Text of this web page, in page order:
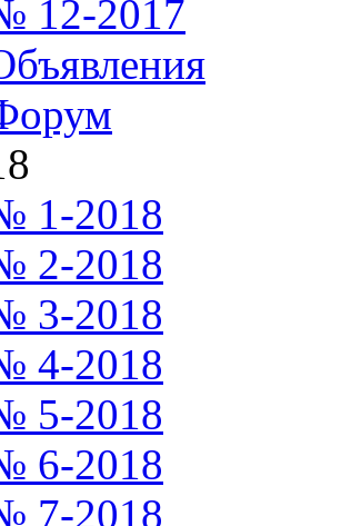
12-2017
1-2018
2-2018
3-2018
4-2018
5-2018
6-2018
7-2018